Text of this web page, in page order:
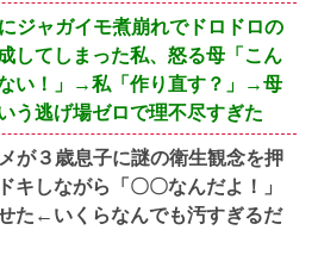
ジャガイモ煮崩れでドロドロの
してしまった私、怒る母「こん
い！」→私「作り直す？」→母
う逃げ場ゼロで理不尽すぎた
が３歳息子に謎の衛生観念を押
キしながら「〇〇なんだよ！」
た←いくらなんでも汚すぎるだ